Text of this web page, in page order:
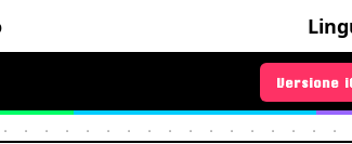
Versione
Versione